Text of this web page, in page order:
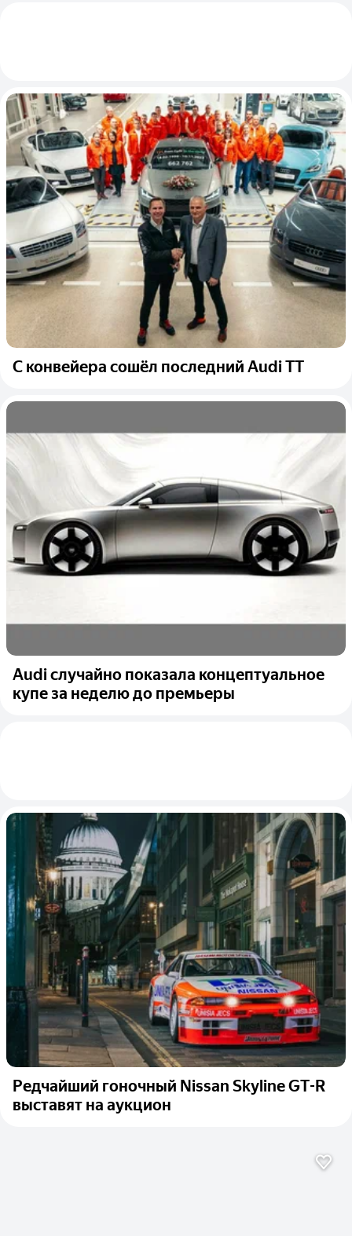
С конвейера сошёл последний Audi TT
Audi случайно показала концептуальное
купе за неделю до премьеры
Редчайший гоночный Nissan Skyline GT-R
выставят на аукцион